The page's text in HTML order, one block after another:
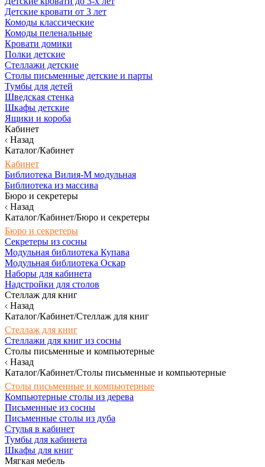
Детские кровати от 3 лет
Комоды классические
Комоды пеленальные
Кровати домики
Полки детские
Стеллажи детские
Столы письменные детские и парты
Тумбы для детей
Шведская стенка
Шкафы детские
Ящики и короба
Кабинет
Назад
Каталог/Кабинет
Кабинет
Библиотека Вилия-М модульная
Библиотека из массива
Бюро и секретеры
Назад
Каталог/Кабинет/Бюро и секретеры
Бюро и секретеры
Секретеры из сосны
Модульная библиотека Купава
Модульная библиотека Оскар
Наборы для кабинета
Надстройки для столов
Стеллаж для книг
Назад
Каталог/Кабинет/Стеллаж для книг
Стеллаж для книг
Стеллажи для книг из сосны
Столы письменные и компьютерные
Назад
Каталог/Кабинет/Столы письменные и компьютерные
Столы письменные и компьютерные
Компьютерные столы из дерева
Письменные из сосны
Письменные столы из дуба
Стулья в кабинет
Тумбы для кабинета
Шкафы для книг
Мягкая мебель